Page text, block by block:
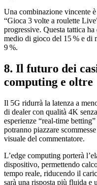
Una combinazione vincente
“Gioca 3 volte a roulette
progressive. Questa tattica
medio di gioco del 15 % e di
9 %.
8. Il futuro dei
computing e oltre
Il 5G ridurrà la latenza a
di dealer con qualità 4K
esperienze “real‑time
potranno piazzare
visuale del commentatore.
L’edge computing porterà
dispositivo, permettendo
tempo reale, riducendo il
sarà una risposta più fluida e